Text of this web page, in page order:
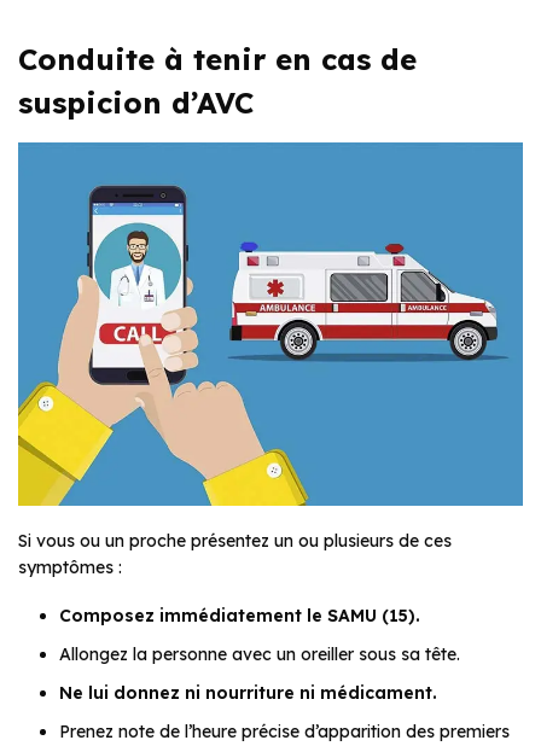
Conduite à tenir en cas de
suspicion d’AVC
Si vous ou un proche présentez un ou plusieurs de ces
symptômes :
Composez immédiatement le SAMU (15).
Allongez la personne avec un oreiller sous sa tête.
Ne lui donnez ni nourriture ni médicament.
Prenez note de l’heure précise d’apparition des premiers